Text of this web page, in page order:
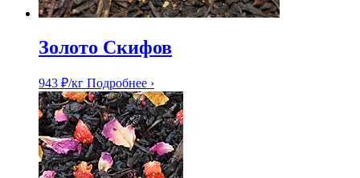
Золото Скифов
943 ₽/кг Подробнее ›